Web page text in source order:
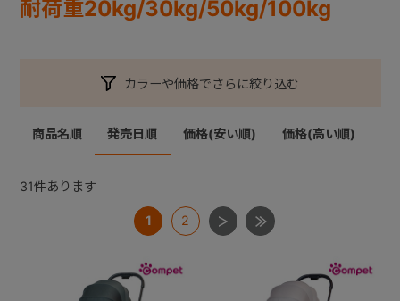
耐荷重20kg/30kg/50kg/100kg
カラーや価格でさらに絞り込む
商品名順 発売日順 価格(安い順) 価格(高い順)
31件あります
1 2